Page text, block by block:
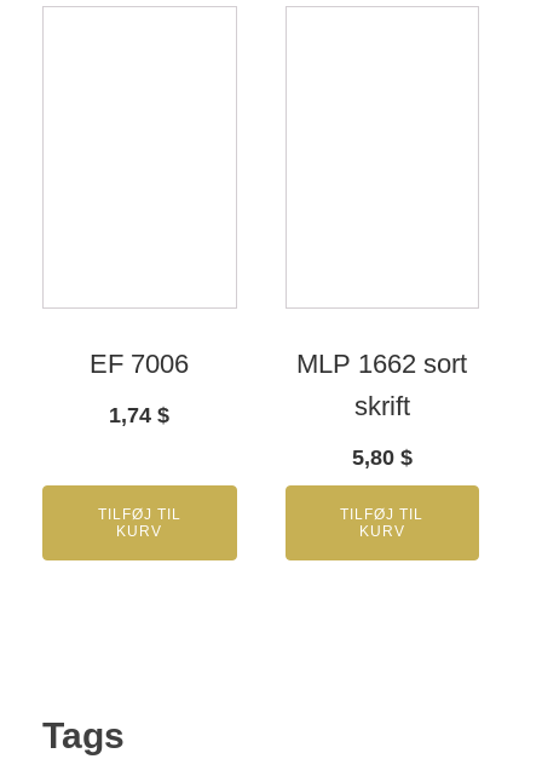
EF 7006
1,74$
TILFØJ TIL
KURV
MLP 1662 sort
skrift
5,80 $
TILFØJ TIL
KURV
Tags